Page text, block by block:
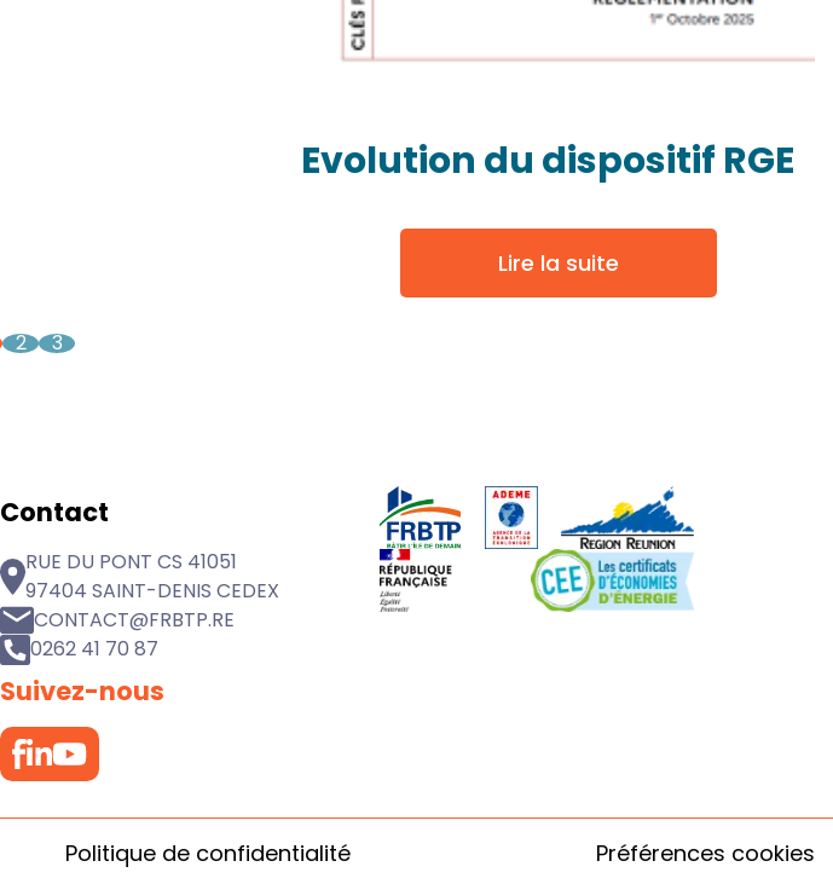
Evolution du dispositif RGE
Lire la suite
2 3
Contact
RUE DU PONT CS 41051
97404 SAINT-DENIS CEDEX
CONTACT@FRBTP.RE
0262 41 70 87
Suivez-nous
Politique de confidentialité Préférences cookies